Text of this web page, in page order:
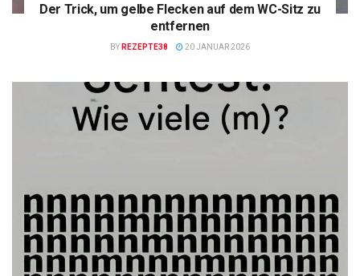
Der Trick, um gelbe Flecken auf dem WC-Sitz zu
entfernen
BY REZEPTE38 20 JANUAR 2026